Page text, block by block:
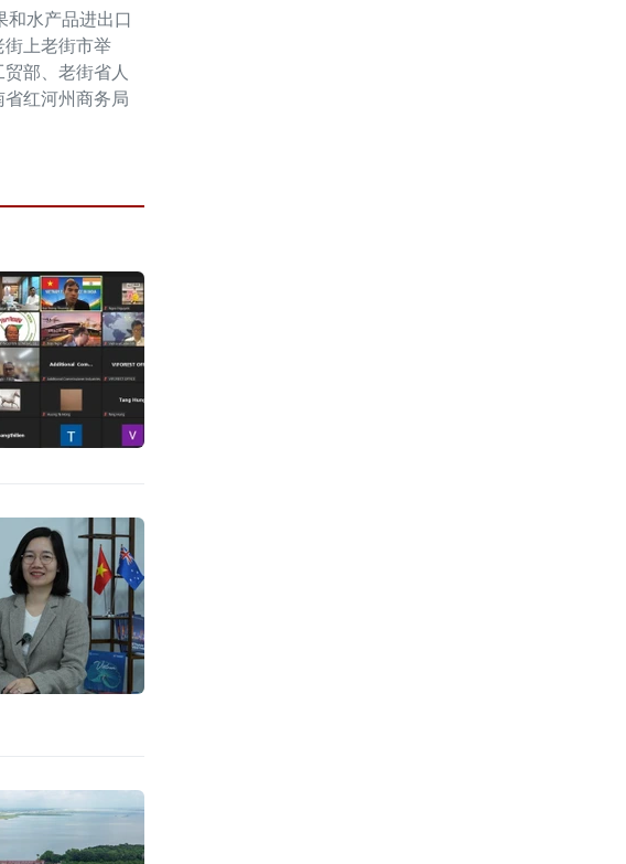
和水产品进出口
上老街市举
部、老街省人
红河州商务局